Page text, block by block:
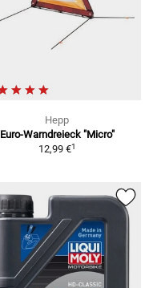
Hepp
Euro-Warndreieck "Micro"
12,99 €1